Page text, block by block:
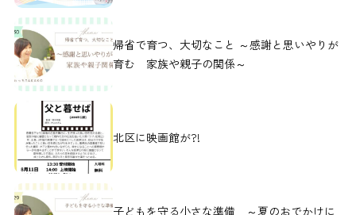
帰省で育つ、大切なこと ～感謝と思いやりが
育む 家族や親子の関係～
北区に映画館が?!
子どもを守る小さな準備 ～夏のおでかけに